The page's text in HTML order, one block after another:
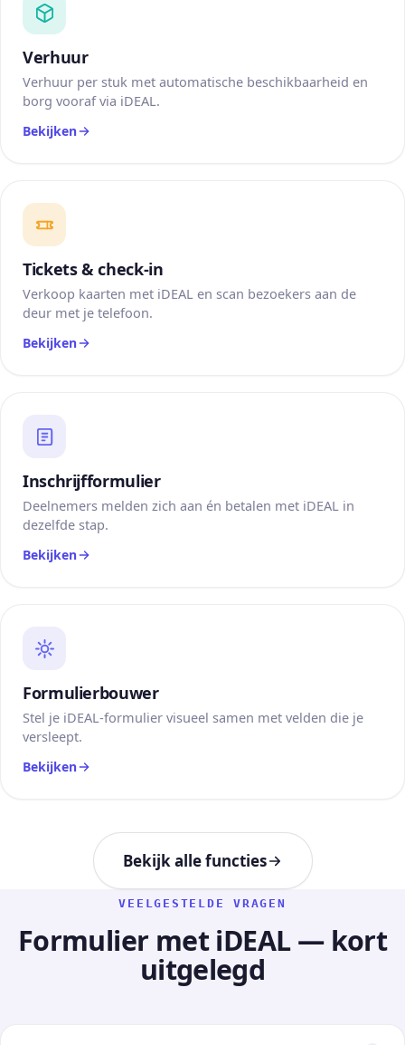
Verhuur
Verhuur per stuk met automatische beschikbaarheid en
borg vooraf via iDEAL.
Bekijken
Tickets & check-in
Verkoop kaarten met iDEAL en scan bezoekers aan de
deur met je telefoon.
Bekijken
Inschrijfformulier
Deelnemers melden zich aan én betalen met iDEAL in
dezelfde stap.
Bekijken
Formulierbouwer
Stel je iDEAL-formulier visueel samen met velden die je
versleept.
Bekijken
Bekijk alle functies
VEELGESTELDE VRAGEN
Formulier met iDEAL — kort
uitgelegd